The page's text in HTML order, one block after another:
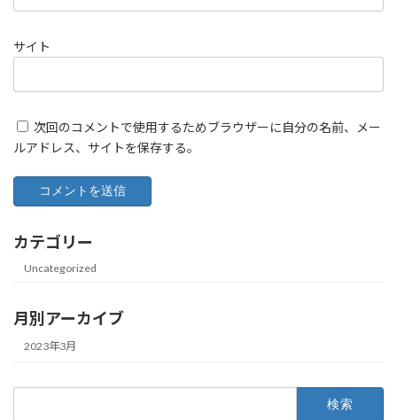
サイト
次回のコメントで使用するためブラウザーに自分の名前、メー
ルアドレス、サイトを保存する。
カテゴリー
Uncategorized
月別アーカイブ
2023年3月